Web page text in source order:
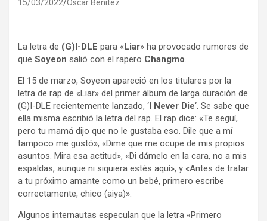
15/03/2022 Oscar Benitez
La letra de (G)I-DLE para «Liar» ha provocado rumores de
que Soyeon salió con el rapero Changmo.
El 15 de marzo, Soyeon apareció en los titulares por la
letra de rap de «Liar» del primer álbum de larga duración de
(G)I-DLE recientemente lanzado, ‘I Never Die‘. Se sabe que
ella misma escribió la letra del rap. El rap dice: «Te seguí,
pero tu mamá dijo que no le gustaba eso. Dile que a mí
tampoco me gustó», «Dime que me ocupe de mis propios
asuntos. Mira esa actitud», «Di dámelo en la cara, no a mis
espaldas, aunque ni siquiera estés aquí», y «Antes de tratar
a tu próximo amante como un bebé, primero escribe
correctamente, chico (aiya)».
Algunos internautas especulan que la letra «Primero